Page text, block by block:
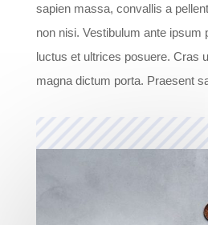
sapien massa, convallis a
non nisi. Vestibulum ante ipsum
luctus et ultrices posuere. Cras
magna dictum porta. Praesent